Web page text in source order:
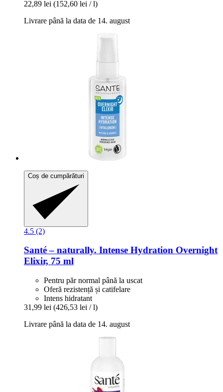
22,89 lei (152,60 lei / l)
Livrare până la data de 14. august
Coș de cumpărături
4.5 (2)
Santé – naturally. Intense Hydration Overnight
Elixir, 75 ml
Pentru păr normal până la uscat
Oferă rezistență și catifelare
Intens hidratant
31,99 lei (426,53 lei / l)
Livrare până la data de 14. august